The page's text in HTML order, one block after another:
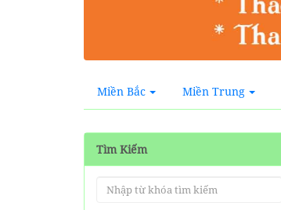
Miền Bắc Miền Trung
Tìm Kiếm